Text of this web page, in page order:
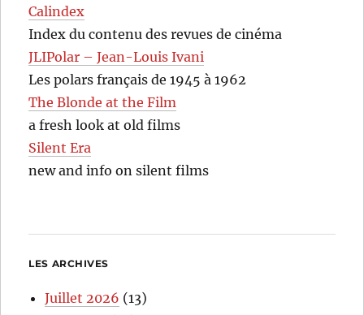
Calindex
Index du contenu des revues de cinéma
JLIPolar – Jean-Louis Ivani
Les polars français de 1945 à 1962
The Blonde at the Film
a fresh look at old films
Silent Era
new and info on silent films
LES ARCHIVES
Juillet 2026 (13)